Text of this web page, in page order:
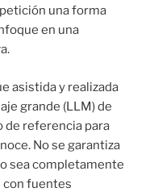
una forma
en una
asistida y realizada
grande (LLM) de
de referencia para
No se garantiza
sea completamente
con fuentes